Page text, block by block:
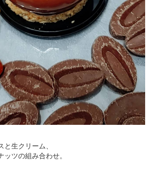
と生クリーム、
ッツの組み合わせ。